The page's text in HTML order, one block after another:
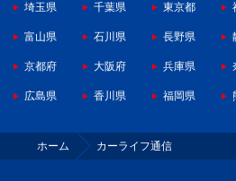
埼玉県 千葉県 東京都
富山県 石川県 長野県
京都府 大阪府 兵庫県
広島県 香川県 福岡県
ホーム カーライフ通信